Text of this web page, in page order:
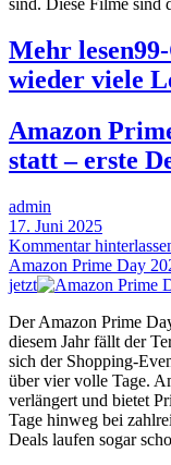
sind. Diese Filme sind
Mehr lesen
wieder viele
Amazon
statt – erste
admin
17. Juni 2025
Kommentar
Amazon Prime Day
jetzt
Der Amazon Prime
diesem Jahr fällt der
sich der Shopping-
über vier volle Tage.
verlängert und bietet
Tage hinweg bei
Deals laufen sogar